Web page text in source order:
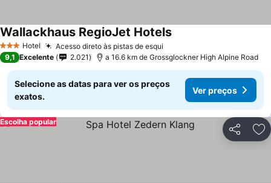
3 EstrelasHotel Acesso direto às pistas de esqui
Wallackhaus RegioJet Hotels
9,1 Excelente 2.021 a 16.6 km de Grossglockner High Alpine Road
Selecione as datas para ver os preços
exatos.
Ver preços
Partilhar
Escolha popular